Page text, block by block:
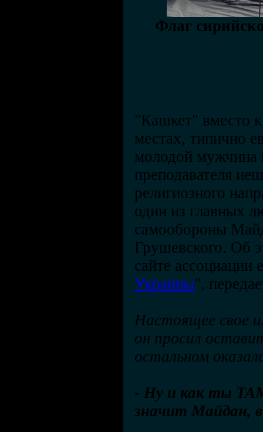
Флаг
"Кашкет" вместо
местах, типично
молодой мужчина
преподавателя
религиозного
один из главных
самообороны
Грушевского. Об
сайте ассоциации
Украины",
Настоящее свое
он просил
остальном
- Ну и как ты
значит Майдан,